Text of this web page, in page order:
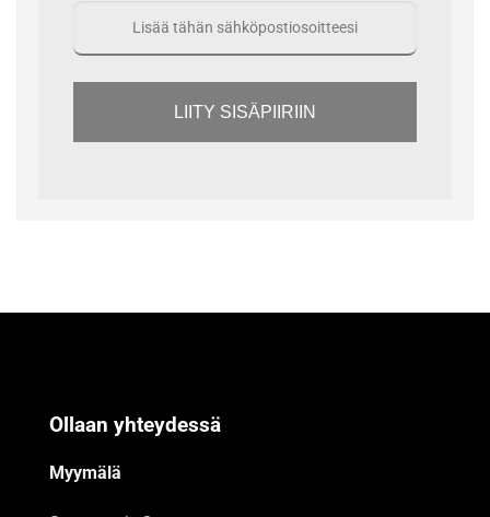
LIITY SISÄPIIRIIN
Ollaan yhteydessä
Myymälä